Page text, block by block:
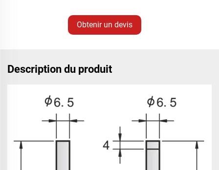
Obtenir un devis
Description du produit